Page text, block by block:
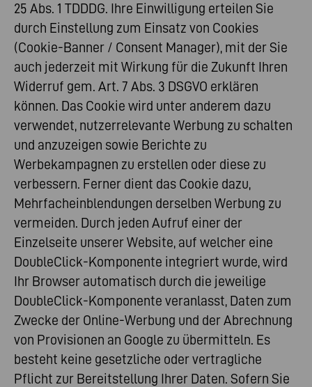
25 Abs. 1 TDDDG. Ihre Einwilligung erteilen Sie
durch Einstellung zum Einsatz von Cookies
(Cookie-Banner / Consent Manager), mit der Sie
auch jederzeit mit Wirkung für die Zukunft Ihren
Widerruf gem. Art. 7 Abs. 3 DSGVO erklären
können. Das Cookie wird unter anderem dazu
verwendet, nutzerrelevante Werbung zu schalten
und anzuzeigen sowie Berichte zu
Werbekampagnen zu erstellen oder diese zu
verbessern. Ferner dient das Cookie dazu,
Mehrfacheinblendungen derselben Werbung zu
vermeiden. Durch jeden Aufruf einer der
Einzelseite unserer Website, auf welcher eine
DoubleClick-Komponente integriert wurde, wird
Ihr Browser automatisch durch die jeweilige
DoubleClick-Komponente veranlasst, Daten zum
Zwecke der Online-Werbung und der Abrechnung
von Provisionen an Google zu übermitteln. Es
besteht keine gesetzliche oder vertragliche
Pflicht zur Bereitstellung Ihrer Daten. Sofern Sie